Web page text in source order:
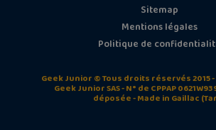
Sitemap
Mentions légales
Politique de
Geek Junior © Tous droits réservés 2015 -
Geek Junior SAS - N° de CPPAP
déposée - Made in Gaillac